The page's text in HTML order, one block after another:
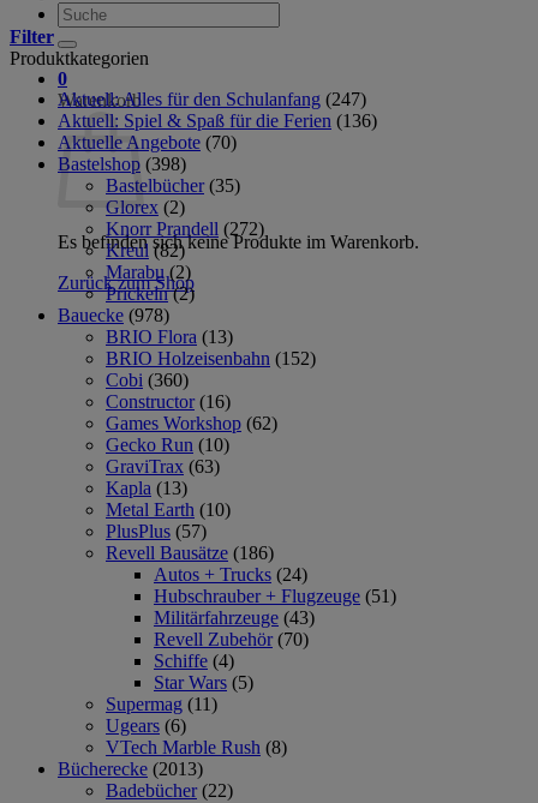
Suche
nach:
0
Warenkorb
Es befinden sich keine Produkte im Warenkorb.
Zurück zum Shop
Filter
Produktkategorien
Aktuell: Alles für den Schulanfang (247)
Aktuell: Spiel & Spaß für die Ferien (136)
Aktuelle Angebote (70)
Bastelshop (398)
Bastelbücher (35)
Glorex (2)
Knorr Prandell (272)
Kreul (82)
Marabu (2)
Prickeln (2)
Bauecke (978)
BRIO Flora (13)
BRIO Holzeisenbahn (152)
Cobi (360)
Constructor (16)
Games Workshop (62)
Gecko Run (10)
GraviTrax (63)
Kapla (13)
Metal Earth (10)
PlusPlus (57)
Revell Bausätze (186)
Autos + Trucks (24)
Hubschrauber + Flugzeuge (51)
Militärfahrzeuge (43)
Revell Zubehör (70)
Schiffe (4)
Star Wars (5)
Supermag (11)
Ugears (6)
VTech Marble Rush (8)
Bücherecke (2013)
Badebücher (22)